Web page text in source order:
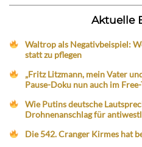
Aktuelle
Waltrop als Negativbeispiel:
statt zu pflegen
„Fritz Litzmann, mein Vater
Pause-Doku nun auch im
Wie Putins deutsche
Drohnenanschlag für
Die 542. Cranger Kirmes hat